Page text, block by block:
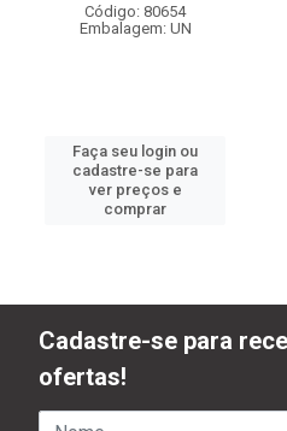
Código: 80654
Embalagem: UN
Faça seu login ou
cadastre-se para
ver preços e
comprar
Cadastre-se para
ofertas!